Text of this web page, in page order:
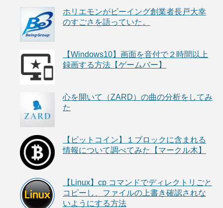
ホリエモンがビーイング創業者長戸大幸
のすごさを語っていた。
【Windows10】画面を音付で２時間以上
録画する方法【ゲームバー】
心を開いて（ZARD）の曲の分析をしてみ
た
【ビットコイン】１ブロックに含まれる
情報について調べてみた【マークル木】
【Linux】cp コマンドでディレクトリごと
コピーし、ファイルの上書き確認されな
いようにする方法